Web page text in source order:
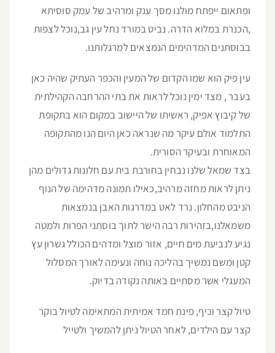
ופתאום ייפתח מולנו מסך ענק ומרהיב של עמק סוסיתא
,הכנרת במלוא הדרה. נביט במורד נחל עין גב,נוכל לצפות
בבוסתנים המדהימים הנמצאים למרגלותנו.
עין פיק הוא שמו הקדום של המעין והכפר העתיק שהיה כאן
בעבר , מצד ימין נוכל לראות את בתי ההרחבה הקהילתית
של קיבוץ אפיק, ראשיתו של היישוב במקום הוא בתקופת
התלמוד אולם עיקר מה שנראה כאן היום הנו מהתקופה
המאוחרת ובעיקר הסורית.
בצד שמאל שלנו נבחין בחורבת בית עם חלונות גדולים מהן
ניתן לראות מחזה מרהיב,כאילו תמונה מדהימה של הנוף
הניבט מהחלון. נרד לאט במדרגות האבן בנמצאות
משמאלנו,בזהירות רבה הישר לתוך בוסתני הפרות ולמטה
נגיע לנביעת מים חיים, אזור מוצל ומדהים הכולל גשרון עץ
קטן ומשם נמשיך בהליכה נוחה ונעימה לאורך המסלול
המעגלי אשר מסתיים באותה נקודה בדיוק.
טיול קצר וכיף, פינת חמד אמיתית המתאימה לטיול בוקר
קצר עם הילדים, לאחר הטיול ניתן להמשיך ולטייל